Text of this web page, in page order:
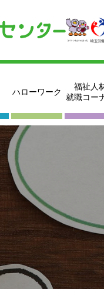
ハローワーク
福祉人
就職コー